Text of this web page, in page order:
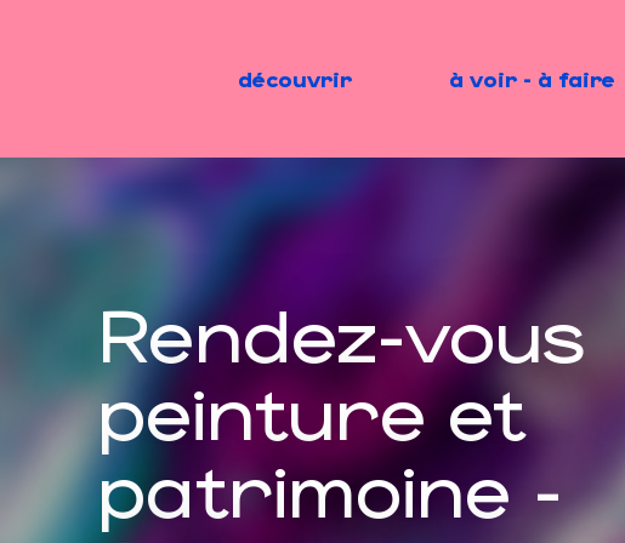
découvrir à voir - à faire
Rendez-vous
peinture et
patrimoine -